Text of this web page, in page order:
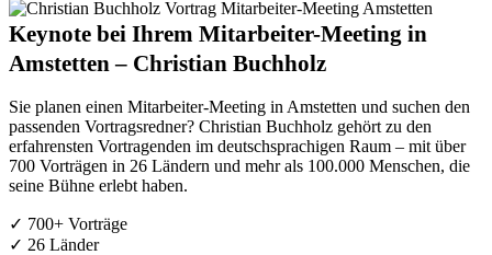
Keynote bei Ihrem Mitarbeiter-Meeting in
Amstetten – Christian Buchholz
Sie planen einen Mitarbeiter-Meeting in Amstetten und suchen den
passenden Vortragsredner? Christian Buchholz gehört zu den
erfahrensten Vortragenden im deutschsprachigen Raum – mit über
700 Vorträgen in 26 Ländern und mehr als 100.000 Menschen, die
seine Bühne erlebt haben.
✓ 700+ Vorträge
✓ 26 Länder